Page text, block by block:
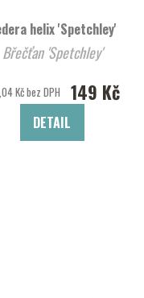
helix 'Spetchley'
Břečťan 'Spetchley'
Kč bez DPH 149 Kč
DETAIL